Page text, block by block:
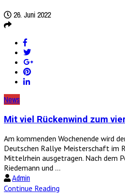
26. Juni 2022
News
Mit viel Rückenwind zum
Am kommenden Wochenende wird
Deutschen Rallye Meisterschaft im
Mittelrhein ausgetragen. Nach dem
Riedemann und ...
Admin
Continue Reading